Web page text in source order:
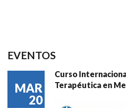
EVENTOS
MAR
20
Curso
Terapéutica en